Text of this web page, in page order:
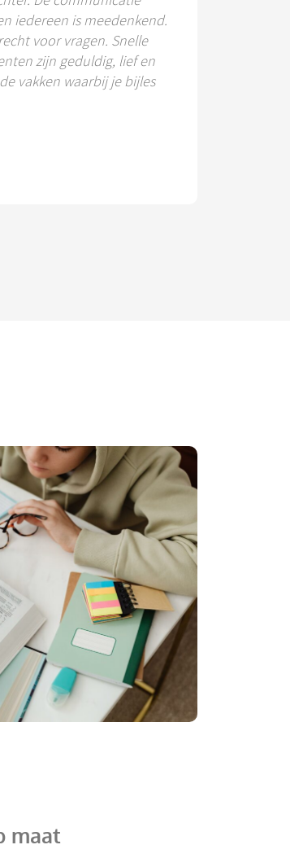
iedereen is meedenkend.
voor vragen. Snelle
zijn geduldig, lief en
vakken waarbij je bijles
maat